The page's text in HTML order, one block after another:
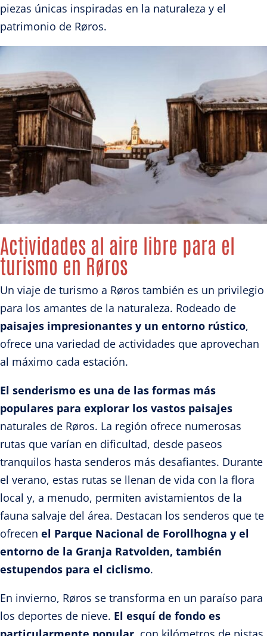
piezas únicas inspiradas en la naturaleza y el
patrimonio de Røros.
Actividades al aire libre para el
turismo en Røros
Un viaje de turismo a Røros también es un privilegio
para los amantes de la naturaleza. Rodeado de
paisajes impresionantes y un entorno rústico,
ofrece una variedad de actividades que aprovechan
al máximo cada estación.
El senderismo es una de las formas más
populares para explorar los vastos paisajes
naturales de Røros. La región ofrece numerosas
rutas que varían en dificultad, desde paseos
tranquilos hasta senderos más desafiantes. Durante
el verano, estas rutas se llenan de vida con la flora
local y, a menudo, permiten avistamientos de la
fauna salvaje del área. Destacan los senderos que te
ofrecen el Parque Nacional de Forollhogna y el
entorno de la Granja Ratvolden, también
estupendos para el ciclismo.
En invierno, Røros se transforma en un paraíso para
los deportes de nieve. El esquí de fondo es